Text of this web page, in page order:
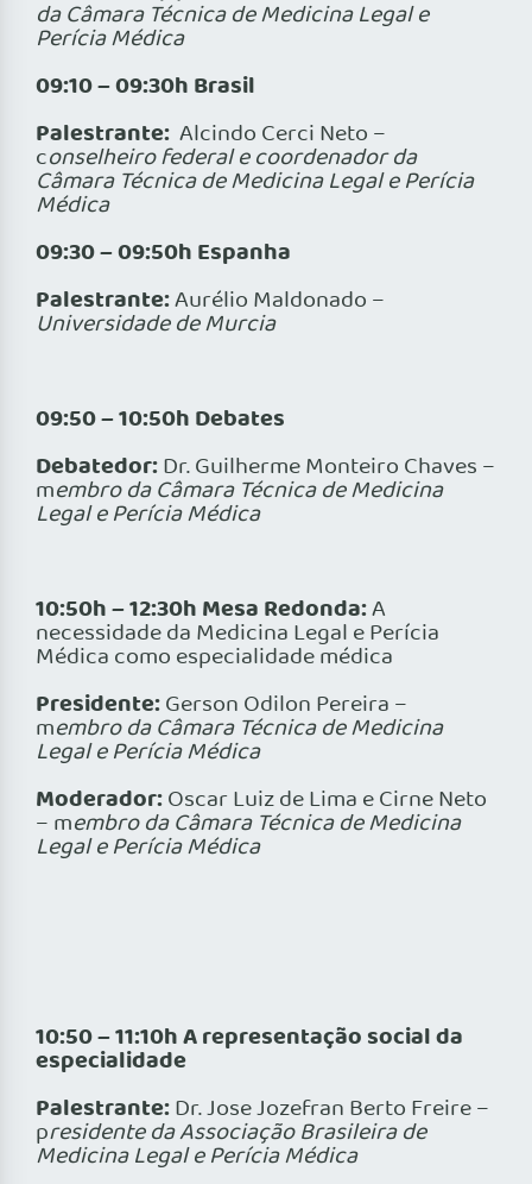
da Câmara Técnica de Medicina Legal e
Perícia Médica
09:10 – 09:30h Brasil
Palestrante: Alcindo Cerci Neto –
conselheiro federal e coordenador da
Câmara Técnica de Medicina Legal e Perícia
Médica
09:30 – 09:50h Espanha
Palestrante:Aurélio Maldonado –
Universidade de Murcia
09:50 – 10:50h Debates
Debatedor:Dr. Guilherme Monteiro Chaves –
membro da Câmara Técnica de Medicina
Legal e Perícia Médica
10:50h – 12:30h Mesa Redonda:A
necessidade da Medicina Legal e Perícia
Médica como especialidade médica
Presidente:Gerson Odilon Pereira –
membro da Câmara Técnica de Medicina
Legal e Perícia Médica
Moderador:Oscar Luiz de Lima e Cirne Neto
– membro da Câmara Técnica de Medicina
Legal e Perícia Médica
10:50 – 11:10h A representação social da
especialidade
Palestrante:Dr. Jose Jozefran Berto Freire –
presidente da Associação Brasileira de
Medicina Legal e Perícia Médica